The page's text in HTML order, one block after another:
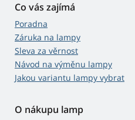
Co vás zajímá
Poradna
Záruka na lampy
Sleva za věrnost
Návod na výměnu lampy
Jakou variantu lampy vybrat
O nákupu lamp